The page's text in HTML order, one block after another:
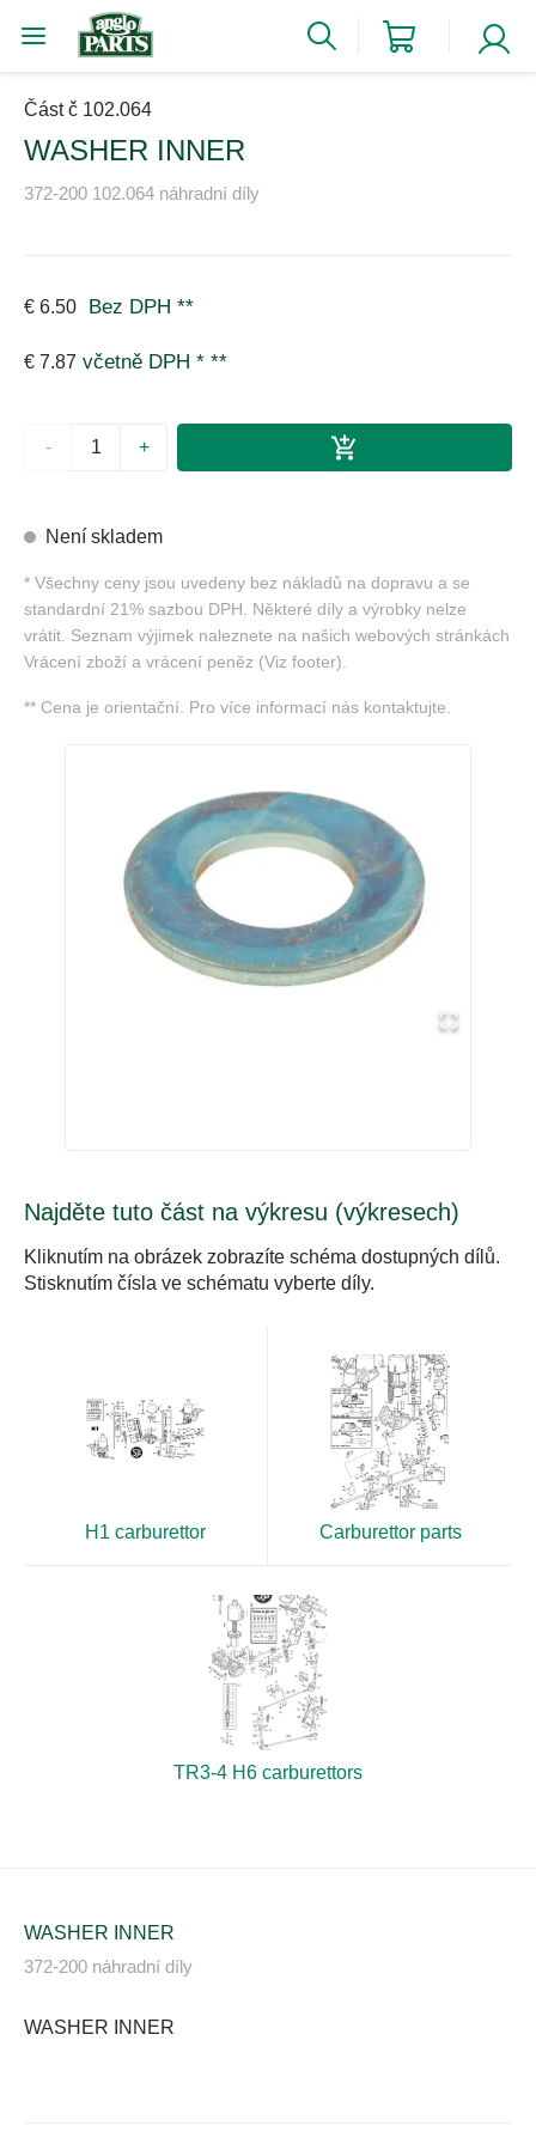
Část č 102.064
WASHER INNER
372-200 102.064 náhradní díly
€ 6.50 Bez DPH **
€ 7.87 včetně DPH * **
- +
Není skladem
* Všechny ceny jsou uvedeny bez nákladů na dopravu a se
standardní 21% sazbou DPH. Některé díly a výrobky nelze
vrátit. Seznam výjimek naleznete na našich webových stránkách
Vrácení zboží a vrácení peněz (Viz footer).
** Cena je orientační. Pro více informací nás kontaktujte.
Najděte tuto část na výkresu (výkresech)
Kliknutím na obrázek zobrazíte schéma dostupných dílů.
Stisknutím čísla ve schématu vyberte díly.
H1 carburettor Carburettor parts
TR3-4 H6 carburettors
WASHER INNER
372-200 náhradní díly
WASHER INNER